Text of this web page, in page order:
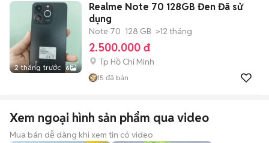
2 tháng trước 6
Realme Note 70 128GB Đen Đã sử
dụng
Note 70 128 GB >12 tháng
2.500.000 đ
Tp Hồ Chí Minh
15 đã bán
Xem ngoại hình sản phẩm qua video
Mua bán dễ dàng khi xem tin có video